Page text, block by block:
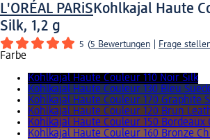
L'ORÉAL PARiS Kohlkajal Haute
Silk, 1,2 g
5 (5 Bewertungen Frage
Farbe
Kohlkajal Haute Couleur 110 Noir Silk
Kohlkajal Haute Couleur 130 Bleu
Kohlkajal Haute Couleur 170 Graphite
Kohlkajal Haute Couleur 120 Brun
Kohlkajal Haute Couleur 150 Bordeaux
Kohlkajal Haute Couleur 160 Bronze